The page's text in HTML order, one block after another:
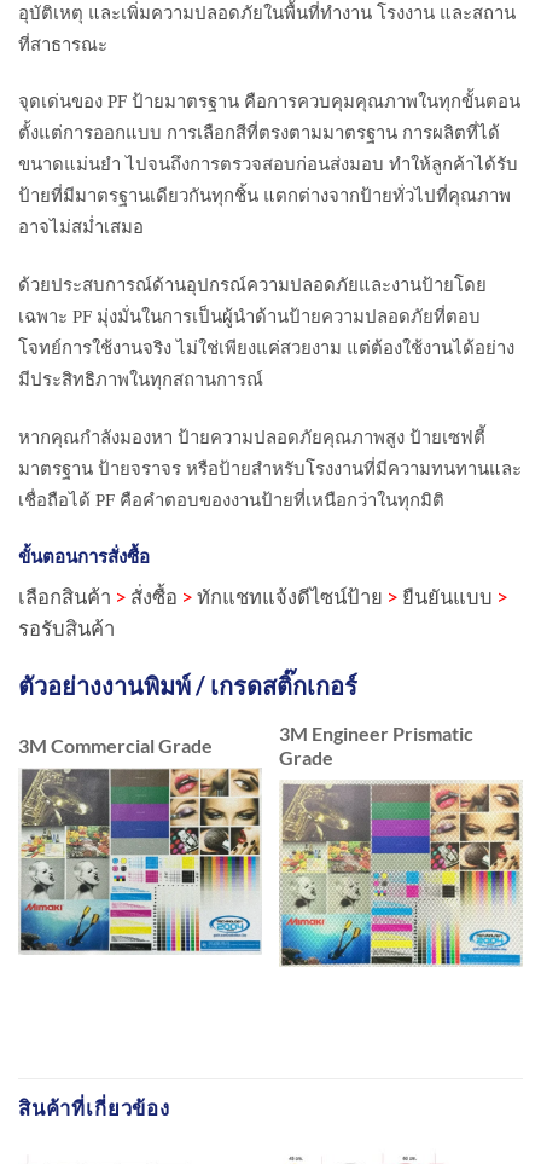
อุบัติเหตุ และเพิ่มความปลอดภัยในพื้นที่ทำงาน โรงงาน และสถาน
ที่สาธารณะ
จุดเด่นของ PF ป้ายมาตรฐาน คือการควบคุมคุณภาพในทุกขั้นตอน
ตั้งแต่การออกแบบ การเลือกสีที่ตรงตามมาตรฐาน การผลิตที่ได้
ขนาดแม่นยำ ไปจนถึงการตรวจสอบก่อนส่งมอบ ทำให้ลูกค้าได้รับ
ป้ายที่มีมาตรฐานเดียวกันทุกชิ้น แตกต่างจากป้ายทั่วไปที่คุณภาพ
อาจไม่สม่ำเสมอ
ด้วยประสบการณ์ด้านอุปกรณ์ความปลอดภัยและงานป้ายโดย
เฉพาะ PF มุ่งมั่นในการเป็นผู้นำด้านป้ายความปลอดภัยที่ตอบ
โจทย์การใช้งานจริง ไม่ใช่เพียงแค่สวยงาม แต่ต้องใช้งานได้อย่าง
มีประสิทธิภาพในทุกสถานการณ์
หากคุณกำลังมองหา ป้ายความปลอดภัยคุณภาพสูง ป้ายเซฟตี้
มาตรฐาน ป้ายจราจร หรือป้ายสำหรับโรงงานที่มีความทนทานและ
เชื่อถือได้ PF คือคำตอบของงานป้ายที่เหนือกว่าในทุกมิติ
ขั้นตอนการสั่งซื้อ
เลือกสินค้า > สั่งซื้อ > ทักแชทแจ้งดีไซน์ป้าย > ยืนยันแบบ >
รอรับสินค้า
ตัวอย่างงานพิมพ์ / เกรดสติ๊กเกอร์
3M Commercial Grade
3M Engineer Prismatic
Grade
สินค้าที่เกี่ยวข้อง